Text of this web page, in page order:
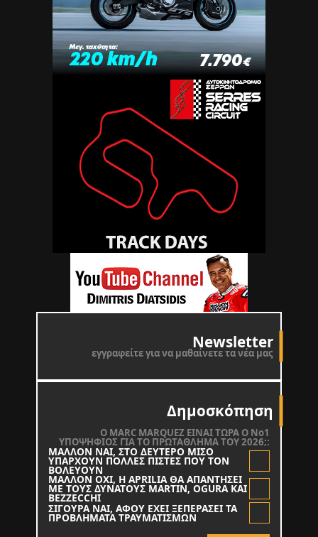
Newsletter
εγγραφείτε για να μαθαίνετε τα νέα μας
Δημοσκόπηση
O MARC MARQUEZ ΕΙΝΑΙ ΤΩΡΑ Ο Νο1
ΥΠΟΨΗΦΙΟΣ ΓΙΑ ΤΟ ΠΡΩΤΑΘΛΗΜΑ ΤΟΥ 2026;:
ΜΑΛΛΟΝ ΝΑΙ, ΣΤΟ ΔΕΥΤΕΡΟ ΜΙΣΟ
ΥΠΑΡΧΟΥΝ ΠΟΛΛΕΣ ΠΙΣΤΕΣ ΠΟΥ ΤΟΝ
ΒΟΛΕΥΟΥΝ
ΜΑΛΛΟΝ ΟΧΙ, Η APRILIA ΘΑ ΑΠΑΝΤΗΣΕΙ
ΜΕ ΤΟΥΣ ΔΥΝΑΤΟΥΣ MARTIN, OGURA KAI
BEZZECCHI
ΣΙΓΟΥΡΑ ΝΑΙ, ΑΦΟΥ ΕΧΕΙ ΞΕΠΕΡΑΣΕΙ ΤΑ
ΠΡΟΒΛΗΜΑΤΑ ΤΡΑΥΜΑΤΙΣΜΩΝ